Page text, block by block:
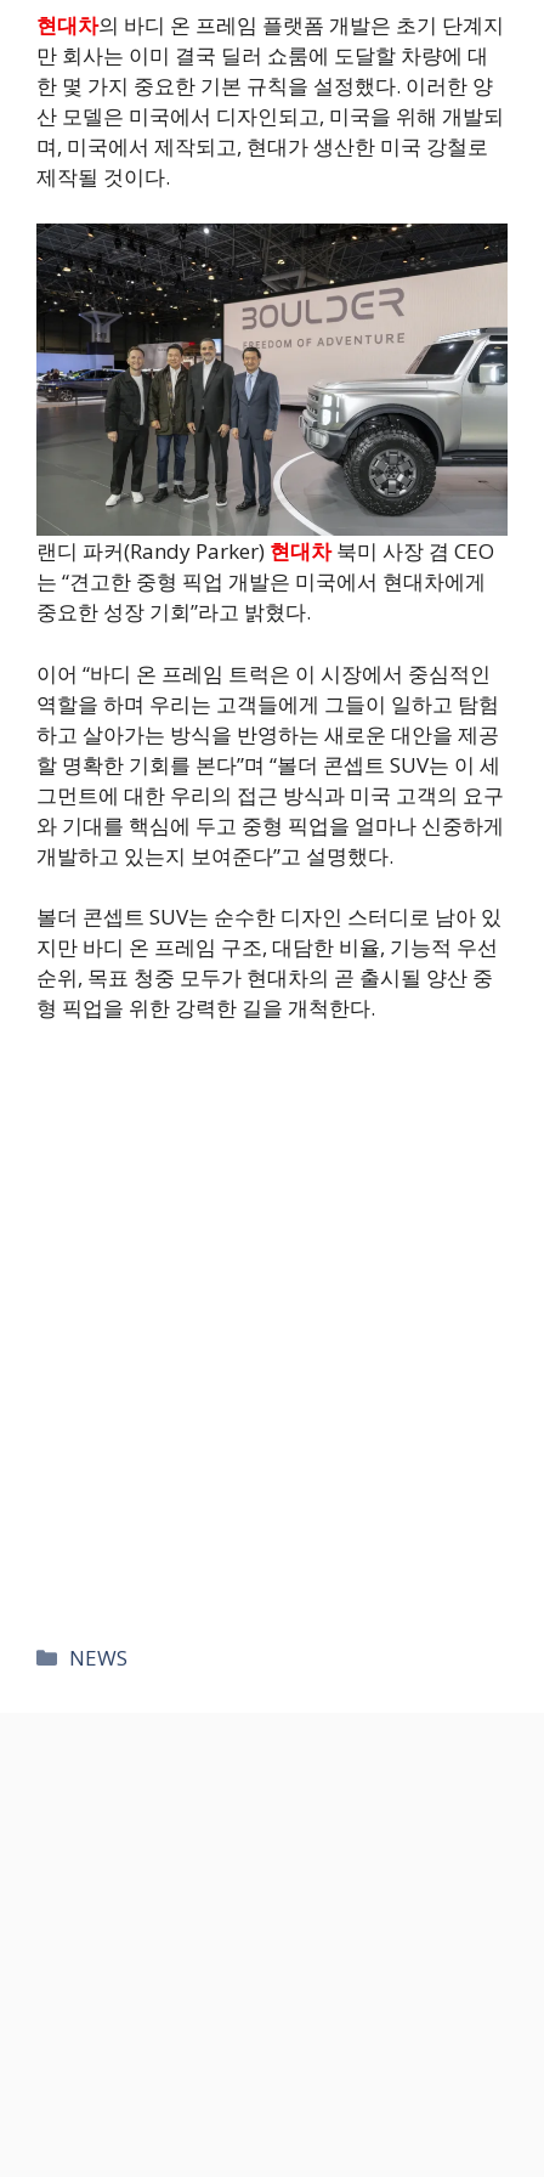
현대차의 바디 온 프레임 플랫폼 개발은 초기 단계지
만 회사는 이미 결국 딜러 쇼룸에 도달할 차량에 대
한 몇 가지 중요한 기본 규칙을 설정했다. 이러한 양
산 모델은 미국에서 디자인되고, 미국을 위해 개발되
며, 미국에서 제작되고, 현대가 생산한 미국 강철로
제작될 것이다.
랜디 파커(Randy Parker) 현대차북미 사장 겸 CEO
는 “견고한 중형 픽업 개발은 미국에서 현대차에게
중요한 성장 기회”라고 밝혔다.
이어 “바디 온 프레임 트럭은 이 시장에서 중심적인
역할을 하며 우리는 고객들에게 그들이 일하고 탐험
하고 살아가는 방식을 반영하는 새로운 대안을 제공
할 명확한 기회를 본다”며 “볼더 콘셉트 SUV는 이 세
그먼트에 대한 우리의 접근 방식과 미국 고객의 요구
와 기대를 핵심에 두고 중형 픽업을 얼마나 신중하게
개발하고 있는지 보여준다”고 설명했다.
볼더 콘셉트 SUV는 순수한 디자인 스터디로 남아 있
지만 바디 온 프레임 구조, 대담한 비율, 기능적 우선
순위, 목표 청중 모두가 현대차의 곧 출시될 양산 중
형 픽업을 위한 강력한 길을 개척한다.
카
NEWS